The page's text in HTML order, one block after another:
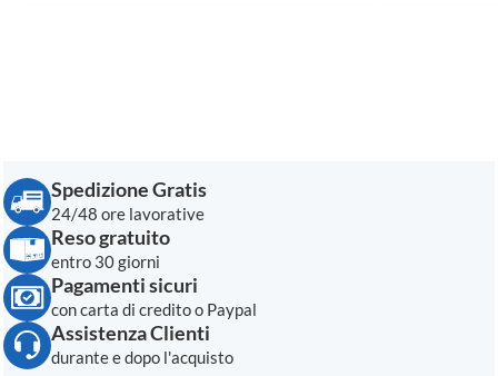
Spedizione Gratis
24/48 ore lavorative
Reso gratuito
entro 30 giorni
Pagamenti sicuri
con carta di credito o Paypal
Assistenza Clienti
durante e dopo l'acquisto